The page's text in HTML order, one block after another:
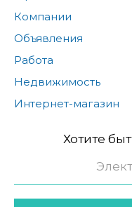
Компании
Объявления
Работа
Недвижимость
Интернет-магазин
Хотите